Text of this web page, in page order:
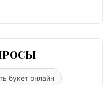
букет онлайн